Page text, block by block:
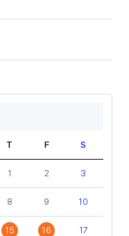
T F S
1 2 3
8 9 10
15 16 17